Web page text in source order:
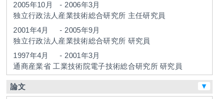
2005年10月
- 2006年3月
独立行政法人産業技術総合研究所 主任研究員
2001年4月
- 2005年9月
独立行政法人産業技術総合研究所 研究員
1997年4月
- 2001年3月
通商産業省 工業技術院電子技術総合研究所研究員
論文 ▼